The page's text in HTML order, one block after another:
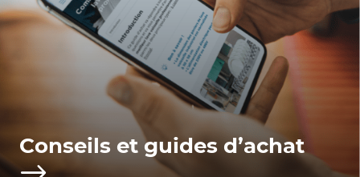
Conseils et guides d’achat